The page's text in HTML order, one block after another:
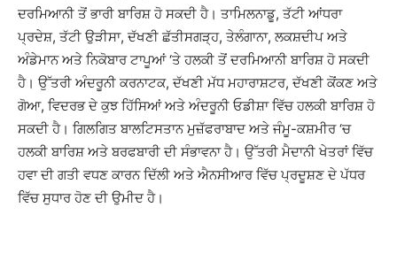
ਦਰਮਿਆਨੀ ਤੋਂ ਭਾਰੀ ਬਾਰਿਸ਼ ਹੋ ਸਕਦੀ ਹੈ। ਤਾਮਿਲਨਾਡੂ, ਤੱਟੀ ਆਂਧਰਾ
ਪ੍ਰਦੇਸ਼, ਤੱਟੀ ਉੜੀਸਾ, ਦੱਖਣੀ ਛੱਤੀਸਗੜ੍ਹ, ਤੇਲੰਗਾਨਾ, ਲਕਸ਼ਦੀਪ ਅਤੇ
ਅੰਡੇਮਾਨ ਅਤੇ ਨਿਕੋਬਾਰ ਟਾਪੂਆਂ ‘ਤੇ ਹਲਕੀ ਤੋਂ ਦਰਮਿਆਨੀ ਬਾਰਿਸ਼ ਹੋ ਸਕਦੀ
ਹੈ। ਉੱਤਰੀ ਅੰਦਰੂਨੀ ਕਰਨਾਟਕ, ਦੱਖਣੀ ਮੱਧ ਮਹਾਰਾਸ਼ਟਰ, ਦੱਖਣੀ ਕੋਂਕਣ ਅਤੇ
ਗੋਆ, ਵਿਦਰਭ ਦੇ ਕੁਝ ਹਿੱਸਿਆਂ ਅਤੇ ਅੰਦਰੂਨੀ ਓਡੀਸ਼ਾ ਵਿੱਚ ਹਲਕੀ ਬਾਰਿਸ਼ ਹੋ
ਸਕਦੀ ਹੈ। ਗਿਲਗਿਤ ਬਾਲਟਿਸਤਾਨ ਮੁਜ਼ੱਫਰਾਬਾਦ ਅਤੇ ਜੰਮੂ-ਕਸ਼ਮੀਰ ‘ਚ
ਹਲਕੀ ਬਾਰਿਸ਼ ਅਤੇ ਬਰਫਬਾਰੀ ਦੀ ਸੰਭਾਵਨਾ ਹੈ। ਉੱਤਰੀ ਮੈਦਾਨੀ ਖੇਤਰਾਂ ਵਿੱਚ
ਹਵਾ ਦੀ ਗਤੀ ਵਧਣ ਕਾਰਨ ਦਿੱਲੀ ਅਤੇ ਐਨਸੀਆਰ ਵਿੱਚ ਪ੍ਰਦੂਸ਼ਣ ਦੇ ਪੱਧਰ
ਵਿੱਚ ਸੁਧਾਰ ਹੋਣ ਦੀ ਉਮੀਦ ਹੈ।